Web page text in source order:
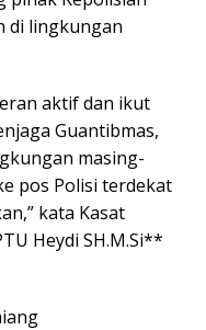
di lingkungan
aktif dan ikut
Guantibmas,
masing-
pos Polisi terdekat
kata Kasat
Heydi SH.M.Si**